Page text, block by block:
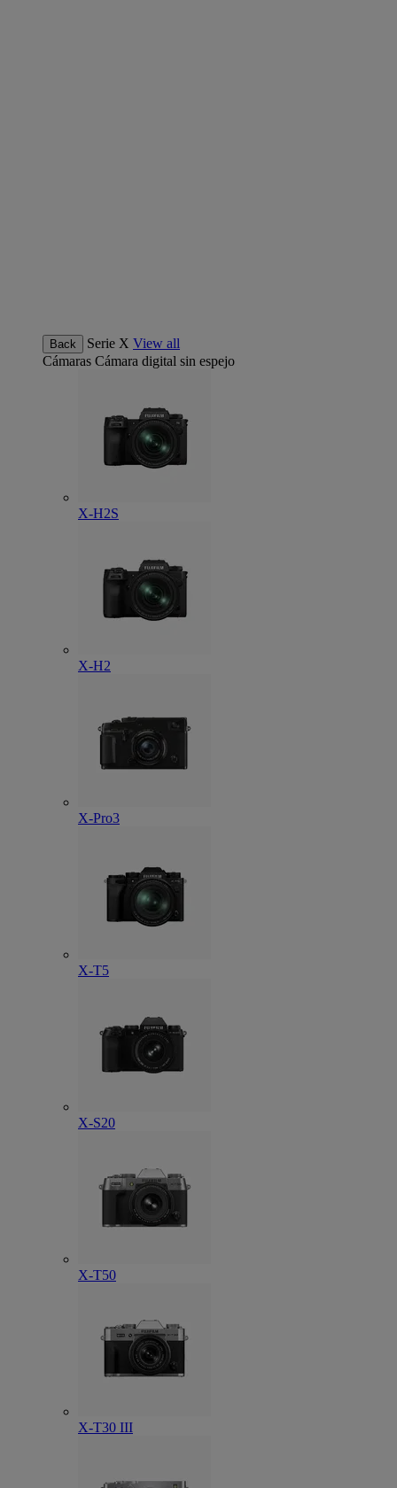
Back Serie X View all
Cámaras Cámara digital sin espejo
X-H2S
X-H2
X-Pro3
X-T5
X-S20
X-T50
X-T30 III